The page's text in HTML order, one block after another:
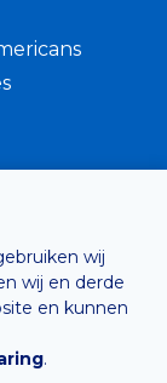
wij
wij en derde
en kunnen
.